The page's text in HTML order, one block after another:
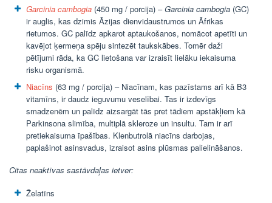
Garcinia cambogia (450 mg / porcija) –Garcinia cambogia (GC)
ir auglis, kas dzimis Āzijas dienvidaustrumos un Āfrikas
rietumos. GC palīdz apkarot aptaukošanos, nomācot apetīti un
kavējot ķermeņa spēju sintezēt taukskābes. Tomēr daži
pētījumi rāda, ka GC lietošana var izraisīt lielāku iekaisuma
risku organismā.
Niacīns (63 mg / porcija) – Niacīnam, kas pazīstams arī kā B3
vitamīns, ir daudz ieguvumu veselībai. Tas ir izdevīgs
smadzenēm un palīdz aizsargāt tās pret tādiem apstākļiem kā
Parkinsona slimība, multiplā skleroze un insultu. Tam ir arī
pretiekaisuma īpašības. Klenbutrolā niacīns darbojas,
paplašinot asinsvadus, izraisot asins plūsmas palielināšanos.
Citas neaktīvas sastāvdaļas ietver:
Želatīns